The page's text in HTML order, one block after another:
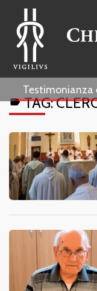
Testimonianza
labelTAG: